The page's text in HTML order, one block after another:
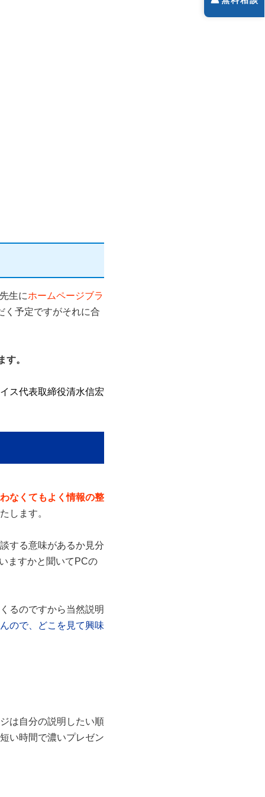
生にホームページブラ
く予定ですがそれに合
。
ス代表取締役清水信宏
なくてもよく情報の整
します。
する意味があるか見分
ますかと聞いてPCの
るのですから当然説明
ので、どこを見て興味
は自分の説明したい順
い時間で濃いプレゼン